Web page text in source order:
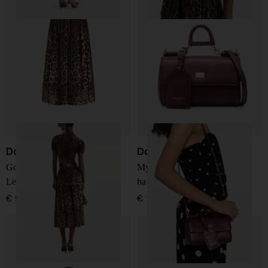
Dolce & Gabbana
Gonna in cotone con stampa
Leo
€ 995,00
Dolce & Gabbana
My Sicily mini leather
handbag
€ 1.850,00